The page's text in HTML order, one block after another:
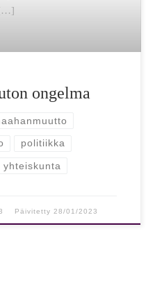
[…]
ongelma
politiikka
yhteiskunta
Päivitetty 28/01/2023